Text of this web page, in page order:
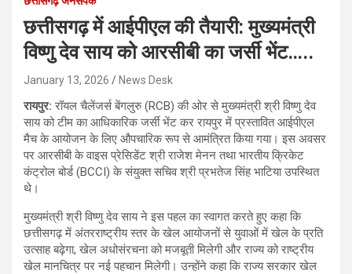
छत्तीसगढ़ में आईपीएल की तैयारी: मुख्यमंत्री
विष्णु देव साय को आरसीबी का जर्सी भेंट…..
January 13, 2026 News Desk
रायपुर:रॉयल चैलेंजर्स बेंगलुरु (RCB) की ओर से मुख्यमंत्री श्री विष्णु देव
साय को टीम का आधिकारिक जर्सी भेंट कर रायपुर में प्रस्तावित आईपीएल
मैच के आयोजन के लिए औपचारिक रूप से आमंत्रित किया गया। इस अवसर
पर आरसीबी के वाइस प्रेसिडेंट श्री राजेश मेनन तथा भारतीय क्रिकेट
कंट्रोल बोर्ड (BCCI) के संयुक्त सचिव श्री प्रभतेज सिंह भाटिया उपस्थित
थे।
मुख्यमंत्री श्री विष्णु देव साय ने इस पहल का स्वागत करते हुए कहा कि
छत्तीसगढ़ में अंतरराष्ट्रीय स्तर के खेल आयोजनों से युवाओं में खेल के प्रति
उत्साह बढ़ेगा, खेल अधोसंरचना को मजबूती मिलेगी और राज्य को राष्ट्रीय
खेल मानचित्र पर नई पहचान मिलेगी। उन्होंने कहा कि राज्य सरकार खेल